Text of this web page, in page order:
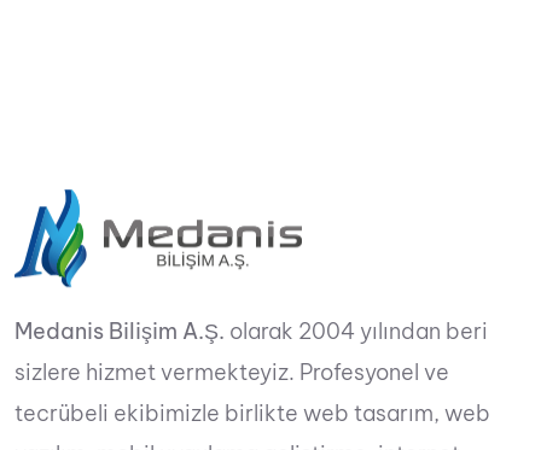
Medanis Bilişim A.Ş. olarak 2004 yılından beri
sizlere hizmet vermekteyiz. Profesyonel ve
tecrübeli ekibimizle birlikte web tasarım, web